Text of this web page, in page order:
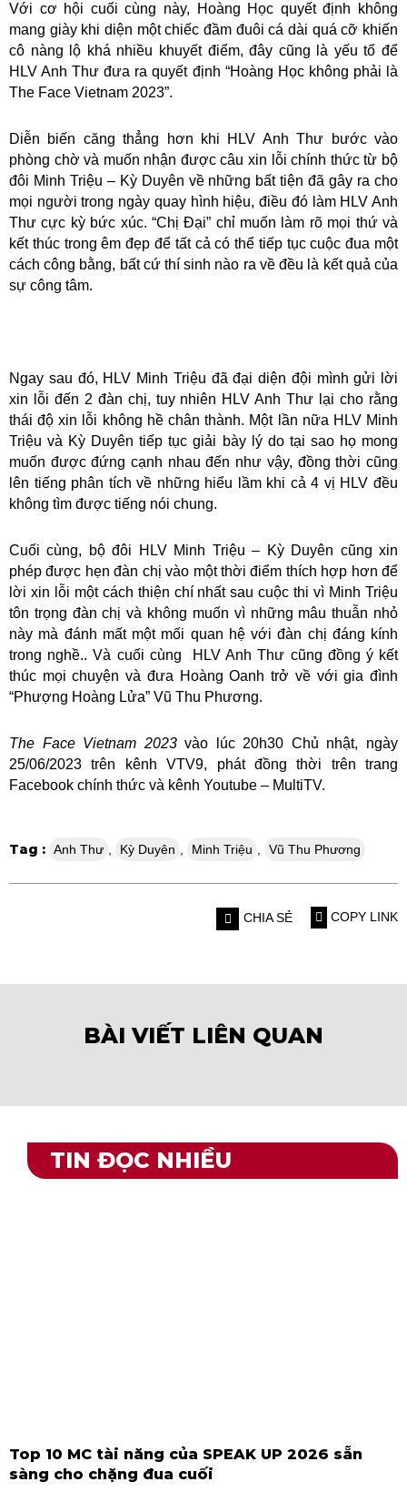
Với cơ hội cuối cùng này, Hoàng Học quyết định không
mang giày khi diện một chiếc đầm đuôi cá dài quá cỡ khiến
cô nàng lộ khá nhiều khuyết điểm, đây cũng là yếu tố để
HLV Anh Thư đưa ra quyết định “Hoàng Học không phải là
The Face Vietnam 2023”.
Diễn biến căng thẳng hơn khi HLV Anh Thư bước vào
phòng chờ và muốn nhận được câu xin lỗi chính thức từ bộ
đôi Minh Triệu – Kỳ Duyên về những bất tiện đã gây ra cho
mọi người trong ngày quay hình hiệu, điều đó làm HLV Anh
Thư cực kỳ bức xúc. “Chị Đại” chỉ muốn làm rõ mọi thứ và
kết thúc trong êm đẹp để tất cả có thể tiếp tục cuộc đua một
cách công bằng, bất cứ thí sinh nào ra về đều là kết quả của
sự công tâm.
Ngay sau đó, HLV Minh Triệu đã đại diện đội mình gửi lời
xin lỗi đến 2 đàn chị, tuy nhiên HLV Anh Thư lại cho rằng
thái độ xin lỗi không hề chân thành. Một lần nữa HLV Minh
Triệu và Kỳ Duyên tiếp tục giải bày lý do tại sao họ mong
muốn được đứng cạnh nhau đến như vậy, đồng thời cũng
lên tiếng phân tích về những hiểu lầm khi cả 4 vị HLV đều
không tìm được tiếng nói chung.
Cuối cùng, bộ đôi HLV Minh Triệu – Kỳ Duyên cũng xin
phép được hẹn đàn chị vào một thời điểm thích hợp hơn để
lời xin lỗi một cách thiện chí nhất sau cuộc thi vì Minh Triệu
tôn trọng đàn chị và không muốn vì những mâu thuẫn nhỏ
này mà đánh mất một mối quan hệ với đàn chị đáng kính
trong nghề.. Và cuối cùng HLV Anh Thư cũng đồng ý kết
thúc mọi chuyện và đưa Hoàng Oanh trở về với gia đình
“Phượng Hoàng Lửa” Vũ Thu Phương.
The Face Vietnam 2023vào lúc 20h30 Chủ nhật, ngày
25/06/2023 trên kênh VTV9, phát đồng thời trên trang
Facebook chính thức và kênh Youtube – MultiTV.
Tag : Anh Thư Kỳ Duyên Minh Triệu Vũ Thu Phương
CHIA SẺ COPY LINK
BÀI VIẾT LIÊN QUAN
TIN ĐỌC NHIỀU
Top 10 MC tài năng của SPEAK UP 2026 sẵn
sàng cho chặng đua cuối